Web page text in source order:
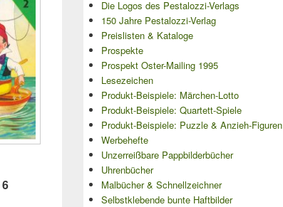
6
Die Logos des Pestalozzi-Verlags
150 Jahre Pestalozzi-Verlag
Preislisten & Kataloge
Prospekte
Prospekt Oster-Mailing 1995
Lesezeichen
Produkt-Beispiele: Märchen-Lotto
Produkt-Beispiele: Quartett-Spiele
Produkt-Beispiele: Puzzle & Anzieh-Figuren
Werbehefte
Unzerreißbare Pappbilderbücher
Uhrenbücher
Malbücher & Schnellzeichner
Selbstklebende bunte Haftbilder